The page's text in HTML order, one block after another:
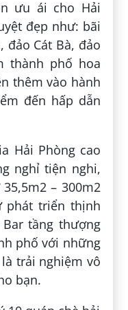
ưu ái cho Hải
đẹp như: bãi
đảo Cát Bà, đảo
thành phố hoa
thêm vào hành
đến hấp dẫn
Hải Phòng cao
nghỉ tiện nghi,
– 300m2
phát triển thịnh
tầng thượng
phố với những
trải nghiệm vô
bạn.